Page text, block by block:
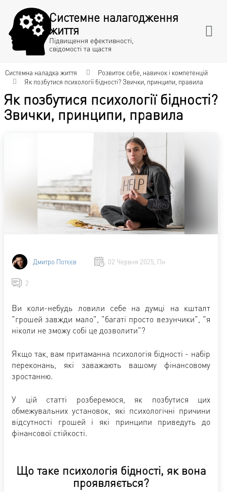
Системне налагодження
життя
Підвищення ефективності,
свідомості та щастя
Системна наладка життя
Розвиток себе, навичок і компетенцій
Як позбутися психології бідності? Звички, принципи, правила
Як позбутися психології бідності?
Звички, принципи, правила
Дмитро Потєєв 02 Червня 2025, Пн
2
Ви коли-небудь ловили себе на думці на кшталт
"грошей завжди мало", "багаті просто везунчики", "я
ніколи не зможу собі це дозволити"?
Якщо так, вам притаманна психологія бідності - набір
переконань, які заважають вашому фінансовому
зростанню.
У цій статті розберемося, як позбутися цих
обмежувальних установок, які психологічні причини
відсутності грошей і які принципи приведуть до
фінансової стійкості.
Що таке психологія бідності, як вона
проявляється?